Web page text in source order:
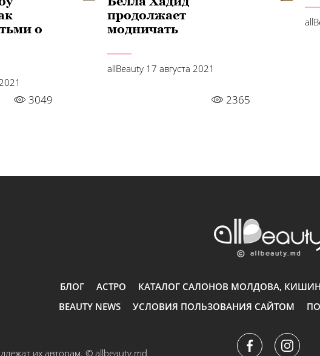
о
3049
продолжает
модничать
allBeauty 17 августа 2021
2365
БЛОГ АСТРО КАТАЛОГ САЛОНОВ МОЛДОВА,
BEAUTY NEWS
УСЛОВИЯ ПОЛЬЗОВАНИЯ САЙТОМ
их авторам. © allbeauty.md